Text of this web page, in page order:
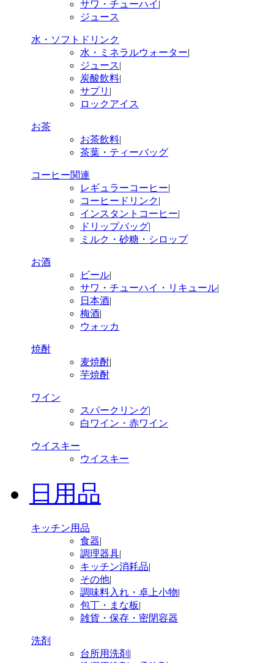
サワ・チューハイ |
ジュース
水・ソフトドリンク
水・ミネラルウォーター|
ジュース|
炭酸飲料|
サプリ |
ロックアイス
お茶
お茶飲料|
茶葉・ティーバッグ
コーヒー関連
レギュラーコーヒー|
コーヒードリンク|
インスタントコーヒー|
ドリップバッグ|
ミルク・砂糖・シロップ
お酒
ビール|
サワ・チューハイ・リキュール|
日本酒|
梅酒|
ウォッカ
焼酎
麦焼酎|
芋焼酎
ワイン
スパークリング|
白ワイン・赤ワイン
ウイスキー
ウイスキー
日用品
キッチン用品
食器|
調理器具|
キッチン消耗品|
その他|
調味料入れ・卓上小物|
包丁・まな板|
雑貨・保存・密閉容器
洗剤
台所用洗剤 |